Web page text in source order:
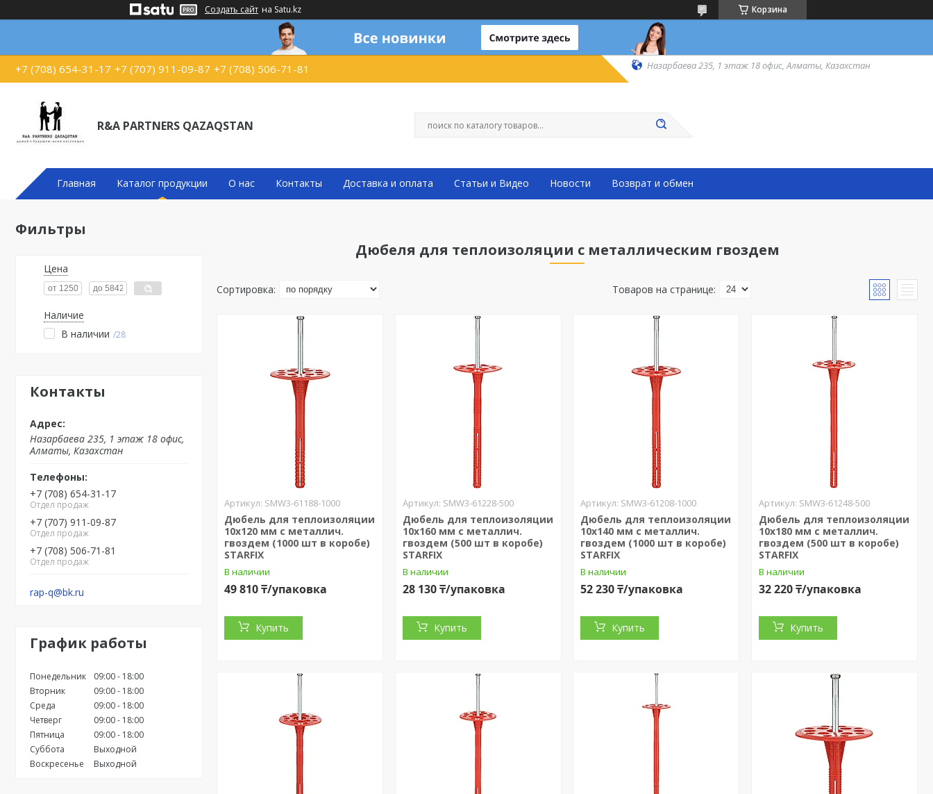
Создать сайт на Satu.kz Корзина
+7 (708) 654-31-17 +7 (707) 911-09-87 +7 (708) 506-71-81 Назарбаева 235, 1 этаж 18 офис, Алматы, Казахстан
R&A PARTNERS QAZAQSTAN
Главная Каталог продукции О нас Контакты Доставка и оплата Статьи и Видео Новости Возврат и обмен
Фильтры
Цена
Наличие
В наличии 28
Контакты
Назарбаева 235, 1 этаж 18 офис,
Алматы, Казахстан
+7 (708) 654-31-17
Отдел продаж
+7 (707) 911-09-87
Отдел продаж
+7 (708) 506-71-81
Отдел продаж
rap-q@bk.ru
График работы
Понедельник 09:00
18:00
Вторник
09:00
18:00
Среда
09:00
18:00
Четверг
09:00
18:00
Пятница
09:00
18:00
Суббота
Выходной
Воскресенье
Выходной
Дюбеля для теплоизоляции с металлическим гвоздем
SMW3-61188-1000
Дюбель для теплоизоляции
10х120 мм с металлич.
гвоздем (1000 шт в коробе)
STARFIX
В наличии
49 810 ₸/упаковка
Купить
SMW3-61228-500
Дюбель для теплоизоляции
10х160 мм с металлич.
гвоздем (500 шт в коробе)
STARFIX
В наличии
28 130 ₸/упаковка
Купить
SMW3-61208-1000
Дюбель для теплоизоляции
10х140 мм с металлич.
гвоздем (1000 шт в коробе)
STARFIX
В наличии
52 230 ₸/упаковка
Купить
SMW3-61248-500
Дюбель для теплоизоляции
10х180 мм с металлич.
гвоздем (500 шт в коробе)
STARFIX
В наличии
32 220 ₸/упаковка
Купить